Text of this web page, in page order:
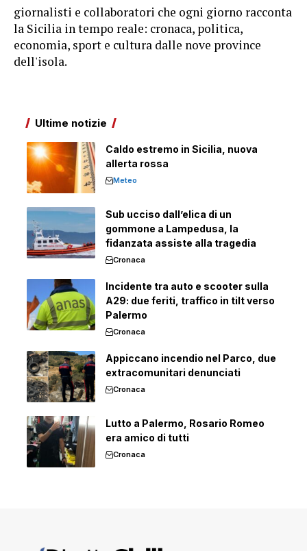
giornalisti e collaboratori che ogni giorno racconta
la Sicilia in tempo reale: cronaca, politica,
economia, sport e cultura dalle nove province
dell'isola.
Ultime notizie
Caldo estremo in Sicilia, nuova
allerta rossa
Meteo
Sub ucciso dall’elica di un
gommone a Lampedusa, la
fidanzata assiste alla tragedia
Cronaca
Incidente tra auto e scooter sulla
A29: due feriti, traffico in tilt verso
Palermo
Cronaca
Appiccano incendio nel Parco, due
extracomunitari denunciati
Cronaca
Lutto a Palermo, Rosario Romeo
era amico di tutti
Cronaca